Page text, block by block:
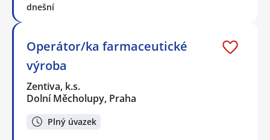
dnešní
Operátor/ka farmaceutické
výroba
Zentiva, k.s.
Dolní Měcholupy, Praha
Plný úvazek